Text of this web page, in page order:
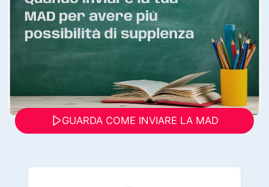
GUARDA COME INVIARE LA MAD